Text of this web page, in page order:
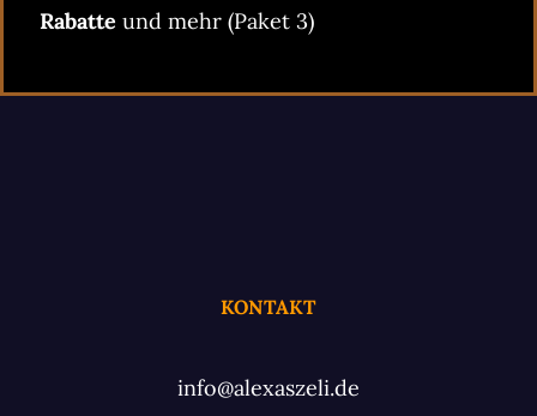
Rabatte und mehr (Paket 3)
KONTAKT
info@alexaszeli.de